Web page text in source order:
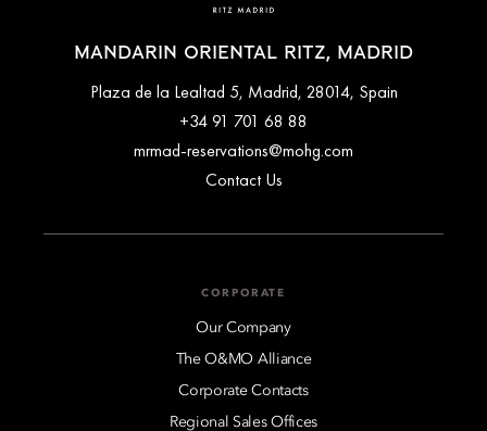
MANDARIN ORIENTAL RITZ, MADRID
Plaza de la Lealtad 5, Madrid, 28014, Spain
+34 91 701 68 88
mrmad-reservations@mohg.com
Contact Us
CORPORATE
Our Company
The O&MO Alliance
Corporate Contacts
Regional Sales Offices